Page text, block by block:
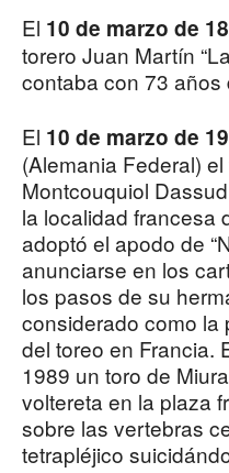
El 10 de marzo de
torero Juan Martín
contaba con 73 años
El 10 de marzo de
(Alemania Federal)
Montcouquiol
la localidad francesa
adoptó el apodo de
anunciarse en los
los pasos de su
considerado como la
del toreo en Francia.
1989 un toro de
voltereta en la plaza
sobre las vertebras
tetrapléjico